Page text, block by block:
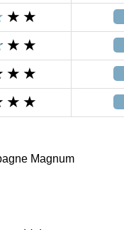
Magnum